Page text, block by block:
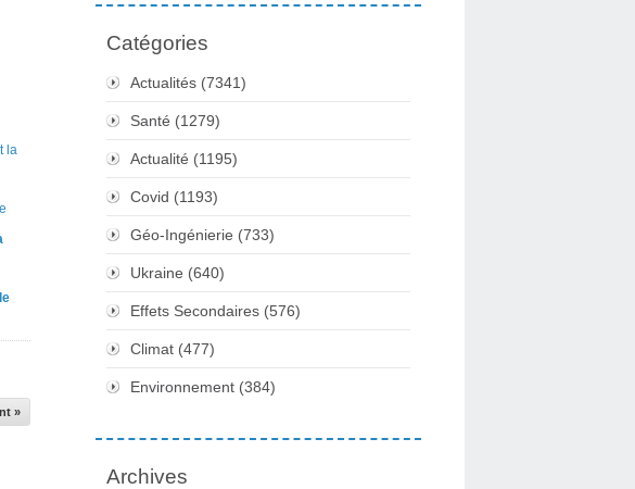
»
Catégories
Actualités (7341)
Santé (1279)
Actualité (1195)
Covid (1193)
Géo-Ingénierie (733)
Ukraine (640)
Effets Secondaires (576)
Climat (477)
Environnement (384)
Archives